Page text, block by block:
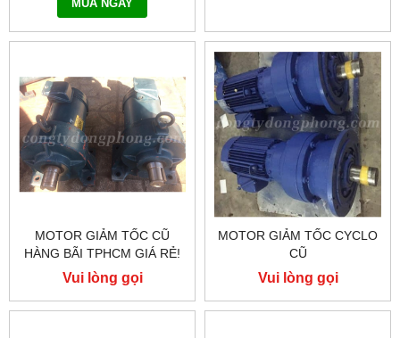
MUA NGAY
MOTOR GIẢM TỐC CŨ
HÀNG BÃI TPHCM GIÁ RẺ!
Vui lòng gọi
MOTOR GIẢM TỐC CYCLO
CŨ
Vui lòng gọi